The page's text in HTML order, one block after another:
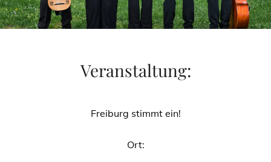
Veranstaltung:
Freiburg stimmt ein!
Ort: